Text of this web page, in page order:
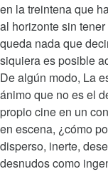
en la treintena que
al horizonte sin
queda nada que
siquiera es posible
De algún modo, La
ánimo que no es el
propio cine en un
en escena, ¿cómo
disperso, inerte,
desnudos como